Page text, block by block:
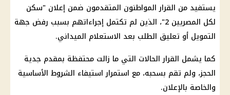
يستفيد من القرار المواطنون المتقدمون ضمن إعلان "سكن
لكل المصريين 2"، الذين لم تكتمل إجراءاتهم بسبب رفض جهة
التمويل أو تعليق الطلب بعد الاستعلام الميداني.
كما يشمل القرار الحالات التي ما زالت محتفظة بمقدم جدية
الحجز، ولم تقم بسحبه، مع استمرار استيفاء الشروط الأساسية
والخاصة بالإعلان.